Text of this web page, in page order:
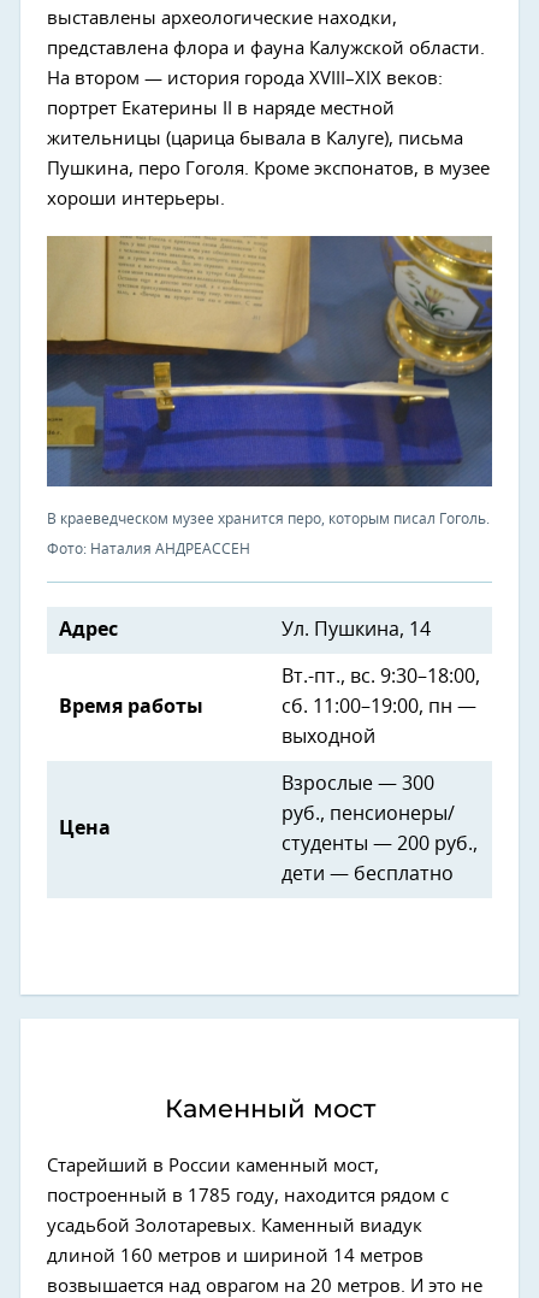
выставлены археологические находки,
представлена флора и фауна Калужской области.
На втором — история города XVIII–XIX веков:
портрет Екатерины II в наряде местной
жительницы (царица бывала в Калуге), письма
Пушкина, перо Гоголя. Кроме экспонатов, в музее
хороши интерьеры.
В краеведческом музее хранится перо, которым писал Гоголь.
Фото: Наталия АНДРЕАССЕН
Адрес Ул. Пушкина, 14
Время работы
Вт.-пт., вс. 9:30–18:00,
сб. 11:00–19:00, пн —
выходной
Цена
Взрослые — 300
руб., пенсионеры/
студенты — 200 руб.,
дети — бесплатно
Каменный мост
Старейший в России каменный мост,
построенный в 1785 году, находится рядом с
усадьбой Золотаревых. Каменный виадук
длиной 160 метров и шириной 14 метров
возвышается над оврагом на 20 метров. И это не